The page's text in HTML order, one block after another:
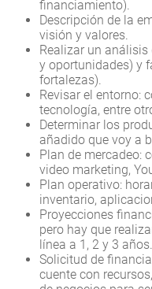
financiamiento).
Descripción de la
visión y valores.
Realizar un
y oportunidades) y
fortalezas).
Revisar el entorno:
tecnología, entre
Determinar los
añadido que voy a
Plan de mercadeo:
video marketing,
Plan operativo:
inventario,
Proyecciones
pero hay que
línea a 1, 2 y 3 años.
Solicitud de
cuente con